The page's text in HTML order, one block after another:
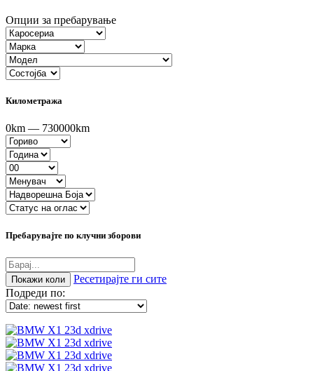
Опции за пребарување
Километража
0km — 730000km
Пребарувајте по клучни зборови
Ресетирајте ги сите
Подреди по: